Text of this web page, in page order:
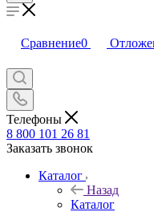
Сравнение0
Телефоны
8 800 101 26 81
Заказать звонок
Каталог
Назад
Каталог